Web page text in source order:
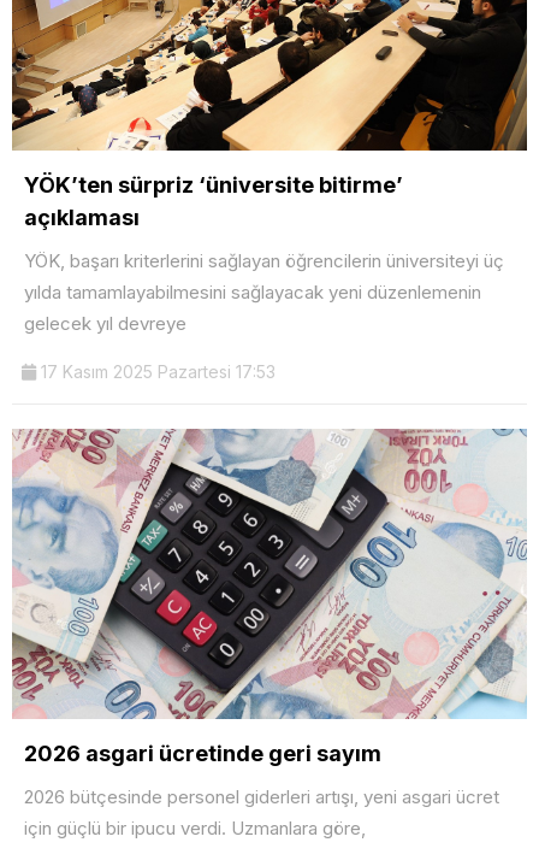
YÖK’ten sürpriz ‘üniversite bitirme’
açıklaması
YÖK, başarı kriterlerini sağlayan öğrencilerin üniversiteyi üç
yılda tamamlayabilmesini sağlayacak yeni düzenlemenin
gelecek yıl devreye
17 Kasım 2025 Pazartesi 17:53
2026 asgari ücretinde geri sayım
2026 bütçesinde personel giderleri artışı, yeni asgari ücret
için güçlü bir ipucu verdi. Uzmanlara göre,